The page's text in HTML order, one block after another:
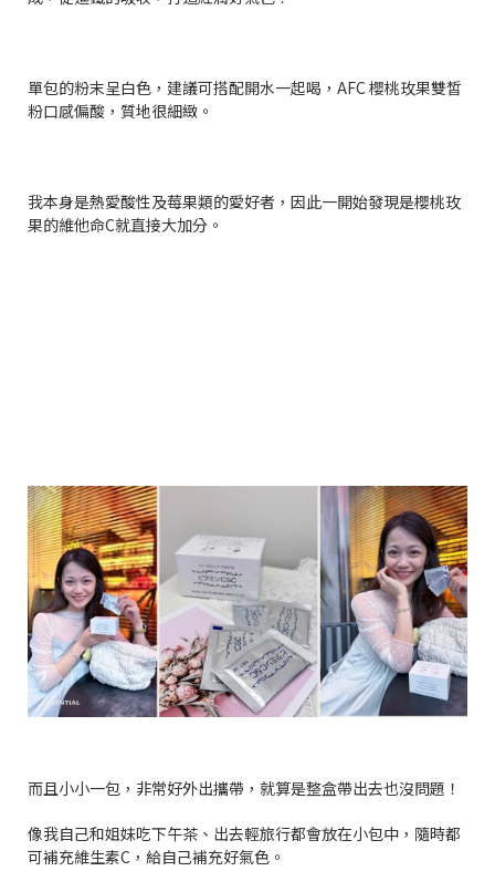
單包的粉末呈白色，建議可搭配開水一起喝， AFC櫻桃玫果雙皙
粉口感偏酸，質地很細緻。
我本身是熱愛酸性及莓果類的愛好者，因此一開始發現是櫻桃玫
果的維他命C就直接大加分。
而且小小一包，非常好外出攜帶，就算是整盒帶出去也沒問題！
像我自己和姐妹吃下午茶、出去輕旅行都會放在小包中，隨時都
可補充維生素C ，給自己補充好氣色。